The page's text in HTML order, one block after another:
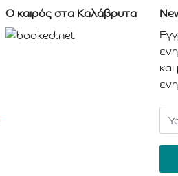
Ο καιρός στα Καλάβρυτα